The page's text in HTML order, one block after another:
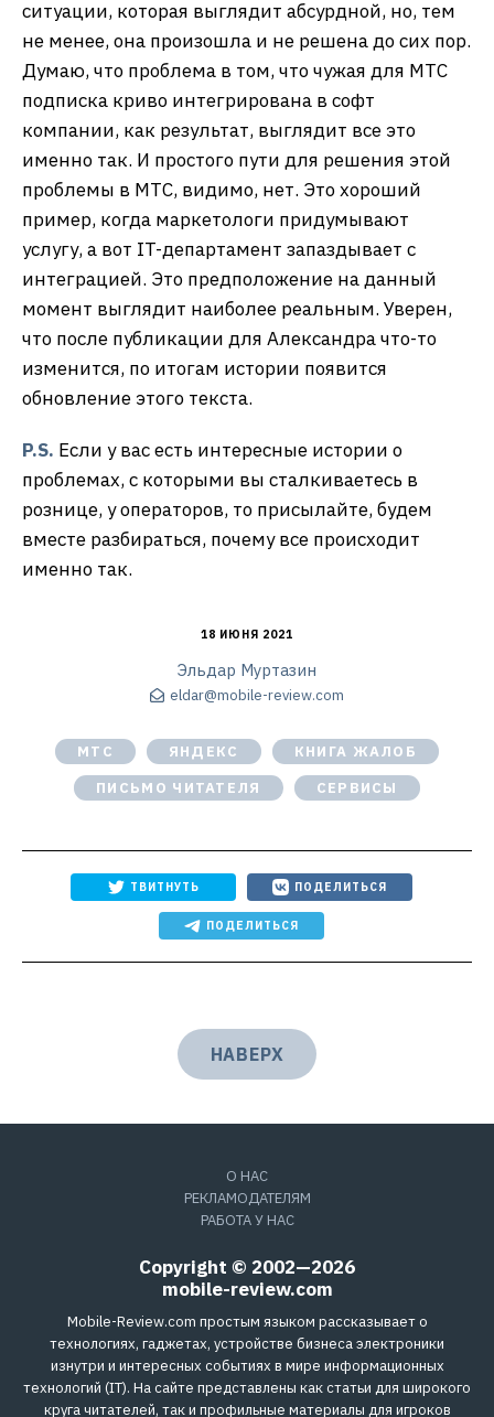
ситуации, которая выглядит абсурдной, но, тем
не менее, она произошла и не решена до сих пор.
Думаю, что проблема в том, что чужая для МТС
подписка криво интегрирована в софт
компании, как результат, выглядит все это
именно так. И простого пути для решения этой
проблемы в МТС, видимо, нет. Это хороший
пример, когда маркетологи придумывают
услугу, а вот IT-департамент запаздывает с
интеграцией. Это предположение на данный
момент выглядит наиболее реальным. Уверен,
что после публикации для Александра что-то
изменится, по итогам истории появится
обновление этого текста.
P.S. Если у вас есть интересные истории о
проблемах, с которыми вы сталкиваетесь в
рознице, у операторов, то присылайте, будем
вместе разбираться, почему все происходит
именно так.
18 ИЮНЯ 2021
Эльдар Муртазин
eldar@mobile-review.com
МТС ЯНДЕКС
КНИГА ЖАЛОБ
ПИСЬМО ЧИТАТЕЛЯ
СЕРВИСЫ
ТВИТНУТЬ ПОДЕЛИТЬСЯ
ПОДЕЛИТЬСЯ
НАВЕРХ
О НАС
РЕКЛАМОДАТЕЛЯМ
РАБОТА У НАС
Copyright © 2002—2026
mobile-review.com
Mobile-Review.com простым языком рассказывает о
технологиях, гаджетах, устройстве бизнеса электроники
изнутри и интересных событиях в мире информационных
технологий (IT). На сайте представлены как статьи для широкого
круга читателей, так и профильные материалы для игроков